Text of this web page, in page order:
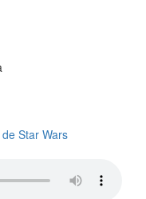
Star Wars